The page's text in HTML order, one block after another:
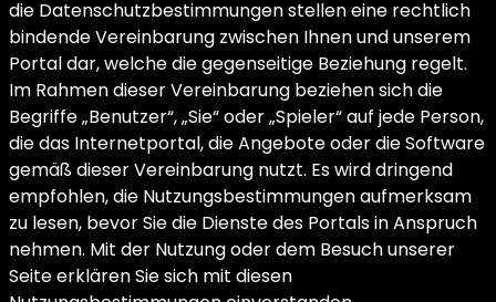
die Datenschutzbestimmungen stellen eine rechtlich
bindende Vereinbarung zwischen Ihnen und unserem
Portal dar, welche die gegenseitige Beziehung regelt.
Im Rahmen dieser Vereinbarung beziehen sich die
Begriffe „Benutzer“, „Sie“ oder „Spieler“ auf jede Person,
die das Internetportal, die Angebote oder die Software
gemäß dieser Vereinbarung nutzt. Es wird dringend
empfohlen, die Nutzungsbestimmungen aufmerksam
zu lesen, bevor Sie die Dienste des Portals in Anspruch
nehmen. Mit der Nutzung oder dem Besuch unserer
Seite erklären Sie sich mit diesen